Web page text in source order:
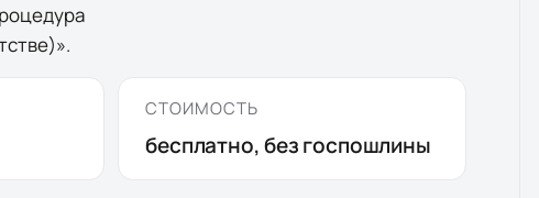
СТОИМОСТЬ
бесплатно, без госпошлины